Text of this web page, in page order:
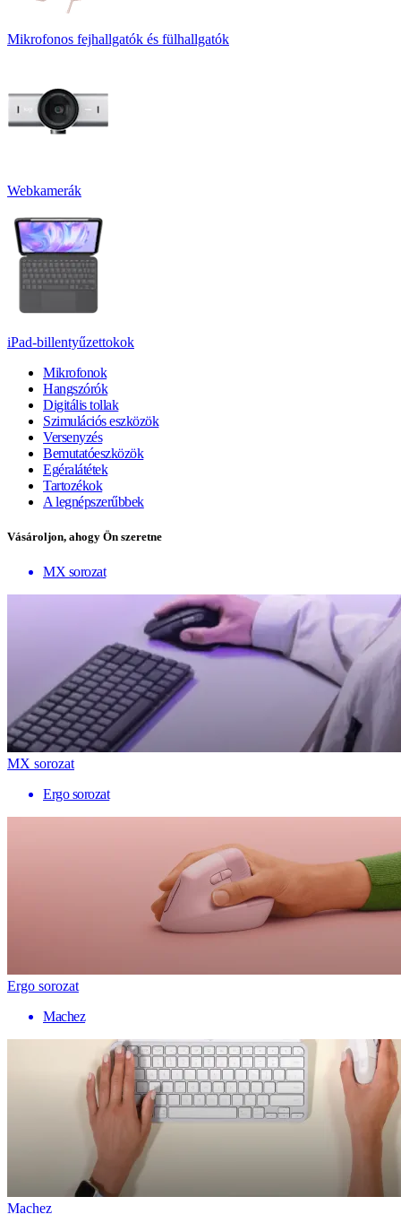
Mikrofonos fejhallgatók és fülhallgatók
Webkamerák
iPad-billentyűzettokok
Mikrofonok
Hangszórók
Digitális tollak
Szimulációs eszközök
Versenyzés
Bemutatóeszközök
Egéralátétek
Tartozékok
A legnépszerűbbek
Vásároljon, ahogy Ön szeretne
MX sorozat
MX sorozat
Ergo sorozat
Ergo sorozat
Machez
Machez